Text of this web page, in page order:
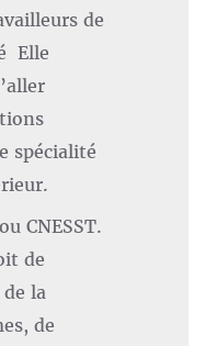
de
Elle
spécialité
CNESST.
de
la
de